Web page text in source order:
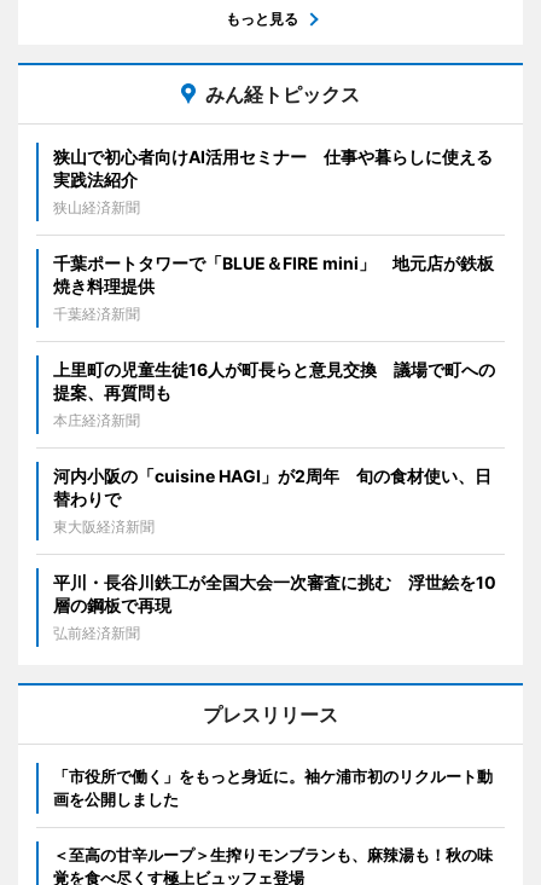
もっと見る
みん経トピックス
狭山で初心者向けAI活用セミナー 仕事や暮らしに使える
実践法紹介
狭山経済新聞
千葉ポートタワーで「BLUE＆FIRE mini」 地元店が鉄板
焼き料理提供
千葉経済新聞
上里町の児童生徒16人が町長らと意見交換 議場で町への
提案、再質問も
本庄経済新聞
河内小阪の「cuisine HAGI」が2周年 旬の食材使い、日
替わりで
東大阪経済新聞
平川・長谷川鉄工が全国大会一次審査に挑む 浮世絵を10
層の鋼板で再現
弘前経済新聞
プレスリリース
「市役所で働く」をもっと身近に。袖ケ浦市初のリクルート動
画を公開しました
＜至高の甘辛ループ＞生搾りモンブランも、麻辣湯も！秋の味
覚を食べ尽くす極上ビュッフェ登場